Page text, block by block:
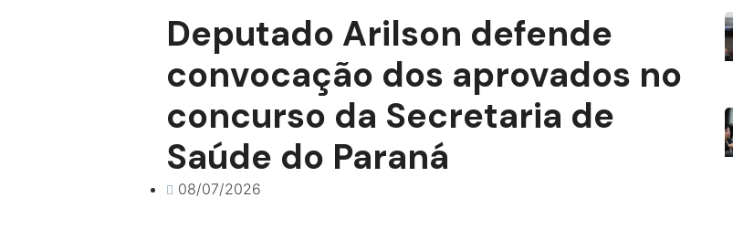
Deputado Arilson defende
convocação dos aprovados no
concurso da Secretaria de
Saúde do Paraná
08/07/2026